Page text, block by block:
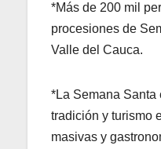
*Más de 200 mil
procesiones de
Valle del Cauca.
*La Semana Santa
tradición y turismo
masivas y